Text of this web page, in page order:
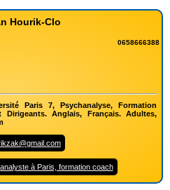
Hourik-Clo
0658666388
Paris 7, Psychanalyse, Formation
Anglais, Français. Adultes,
à Paris, formation coach